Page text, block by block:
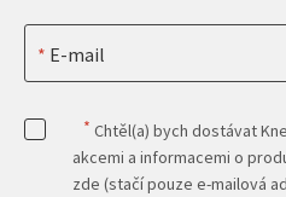
E-mail
* Chtěl(a) bych dostávat
akcemi a informacemi o
zde (stačí pouze e-mailová